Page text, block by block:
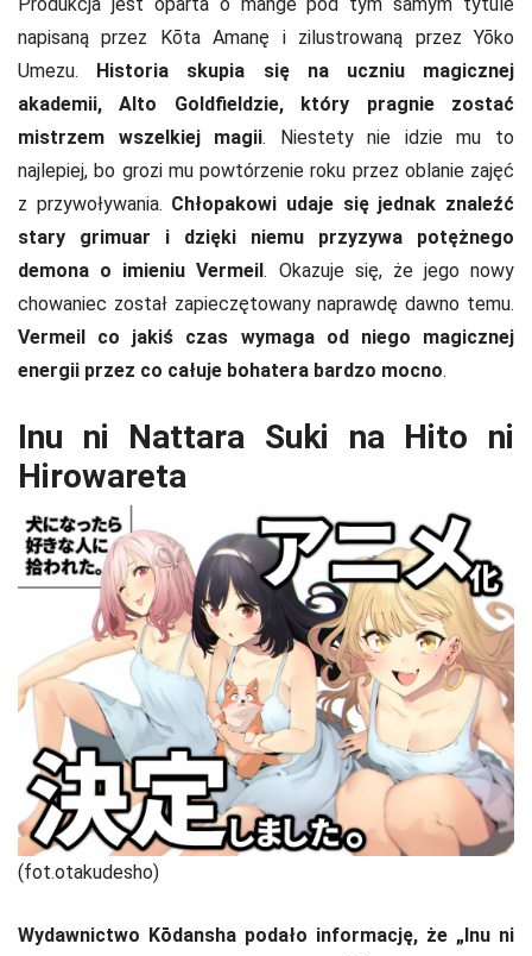
napisaną przez Kōta Amanę i zilustrowaną przez Yōko
Umezu. Historia skupia się na uczniu magicznej
akademii, Alto Goldfieldzie, który pragnie zostać
mistrzem wszelkiej magii. Niestety nie idzie mu to
najlepiej, bo grozi mu powtórzenie roku przez oblanie zajęć
z przywoływania. Chłopakowi udaje się jednak znaleźć
stary grimuar i dzięki niemu przyzywa potężnego
demona o imieniu Vermeil. Okazuje się, że jego nowy
chowaniec został zapieczętowany naprawdę dawno temu.
Vermeil co jakiś czas wymaga od niego magicznej
energii przez co całuje bohatera bardzo mocno.
Inu ni Nattara Suki na Hito ni
Hirowareta
(fot.otakudesho)
Wydawnictwo Kōdansha podało informację, że „Inu ni